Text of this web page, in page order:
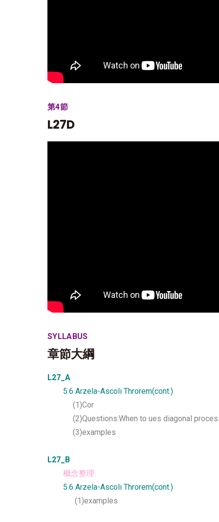
第4節
L27D
SYLLABUS
章節大綱
L27_A
5.6 Arzela-Ascoli Throrem(cont.)
(1)Cor
(2)Questions:When to ues diagonal
(3)examples
L27_B
概念整理
5.6 Arzela-Ascoli Throrem(cont.)
(1)examples